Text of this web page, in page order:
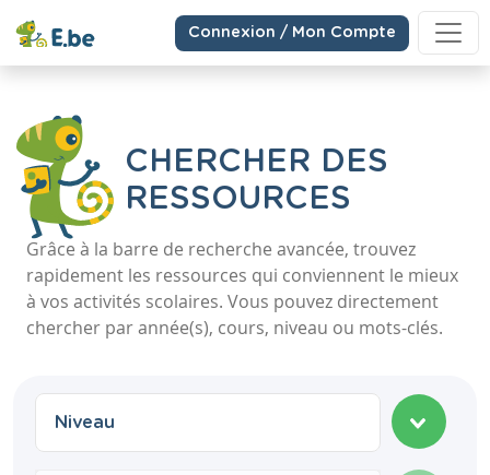
Connexion / Mon Compte
CHERCHER DES
RESSOURCES
Grâce à la barre de recherche avancée, trouvez
rapidement les ressources qui conviennent le mieux
à vos activités scolaires. Vous pouvez directement
chercher par année(s), cours, niveau ou mots-clés.